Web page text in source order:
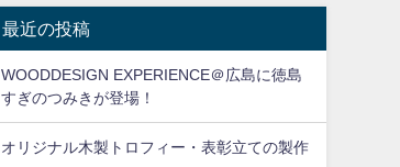
最近の投稿
WOODDESIGN EXPERIENCE＠広島に徳島
すぎのつみきが登場！
オリジナル木製トロフィー・表彰立ての製作